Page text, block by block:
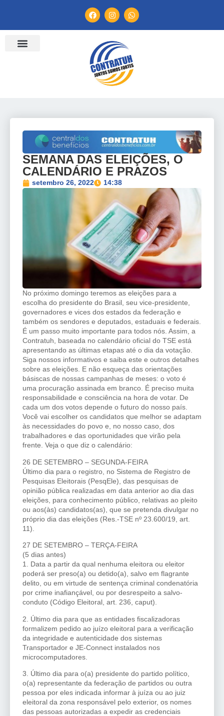
SEMANA DAS ELEIÇÕES, O
CALENDÁRIO E PRAZOS
setembro 26, 2022 14:38
No próximo domingo teremos as eleições para a
escolha do presidente do Brasil, seu vice-presidente,
governadores e vices dos estados da federação e
também os sendores e deputados, estaduais e federais.
É um passo muito importante para todos nós. Assim, a
Contratuh, baseada no calendário oficial do TSE está
apresentando as últimas etapas até o dia da votação.
Siga nossos informativos e saiba este e outros detalhes
sobre as eleições. E não esqueça das orientações
básiscas de nossas campanhas de meses: o voto é
uma procuração assinada em branco. É preciso muita
responsabilidade e consciência na hora de votar. De
cada um dos votos depende o futuro do nosso país.
Você vai escolher os candidatos que melhor se adaptam
às necessidades do povo e, no nosso caso, dos
trabalhadores e das oportunidades que virão pela
frente. Veja o que diz o calendário:
26 DE SETEMBRO – SEGUNDA-FEIRA
Último dia para o registro, no Sistema de Registro de
Pesquisas Eleitorais (PesqEle), das pesquisas de
opinião pública realizadas em data anterior ao dia das
eleições, para conhecimento público, relativas ao pleito
ou aos(às) candidatos(as), que se pretenda divulgar no
próprio dia das eleições (Res.-TSE nº 23.600/19, art.
11).
27 DE SETEMBRO – TERÇA-FEIRA
(5 dias antes)
1. Data a partir da qual nenhuma eleitora ou eleitor
poderá ser preso(a) ou detido(a), salvo em flagrante
delito, ou em virtude de sentença criminal condenatória
por crime inafiançável, ou por desrespeito a salvo-
conduto (Código Eleitoral, art. 236, caput).
2. Último dia para que as entidades fiscalizadoras
formalizem pedido ao juízo eleitoral para a verificação
da integridade e autenticidade dos sistemas
Transportador e JE-Connect instalados nos
microcomputadores.
3. Último dia para o(a) presidente do partido político,
o(a) representante da federação de partidos ou outra
pessoa por eles indicada informar à juíza ou ao juiz
eleitoral da zona responsável pelo exterior, os nomes
das pessoas autorizadas a expedir as credenciais